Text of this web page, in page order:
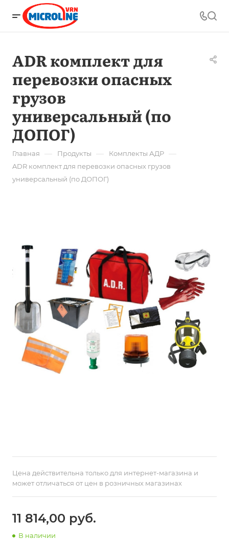
ADR комплект для
перевозки опасных
грузов
универсальный (по
ДОПОГ)
Главная — Продукты — Комплекты АДР —
ADR комплект для перевозки опасных грузов
универсальный (по ДОПОГ)
Цена действительна только для интернет-магазина и
может отличаться от цен в розничных магазинах
11 814,00 руб.
В наличии